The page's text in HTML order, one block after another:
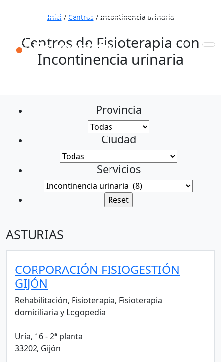
653 772 111 931 890 441 910 820 032
Inici / Centros / Incontinencia urinaria
Centros de Fisioterapia con
Incontinencia urinaria
Provincia
Ciudad
Servicios
ASTURIAS
CORPORACIÓN FISIOGESTIÓN
GIJÓN
Rehabilitación, Fisioterapia, Fisioterapia
domiciliaria y Logopedia
Uría, 16 - 2ª planta
33202, Gijón